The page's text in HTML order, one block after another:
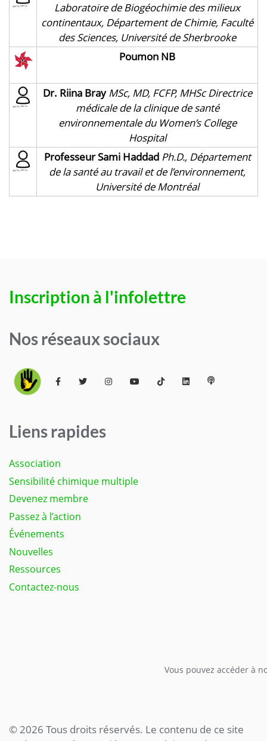
Laboratoire de Biogéochimie des milieux
continentaux, Département de Chimie, Faculté
des Sciences, Université de Sherbrooke
Poumon NB
Dr. Riina Bray MSc, MD, FCFP, MHSc Directrice
médicale de la clinique de santé
environnementale du Women’s College
Hospital
Professeur Sami Haddad Ph.D., Département
de la santé au travail et de l’environnement,
Université de Montréal
Inscription à l'infolettre
Nos réseaux sociaux
Liens rapides
Association
Sensibilité chimique multiple
Devenez membre
Passez à l’action
Événements
Nouvelles
Ressources
Contactez-nous
Vous pouvez accéder à
© 2026 Tous droits réservés. Le contenu de ce site